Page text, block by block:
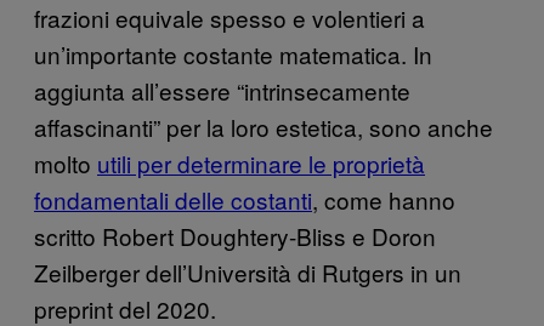
frazioni equivale spesso e volentieri a
un’importante costante matematica. In
aggiunta all’essere “intrinsecamente
affascinanti” per la loro estetica, sono anche
molto utili per determinare le proprietà
fondamentali delle costanti, come hanno
scritto Robert Doughtery-Bliss e Doron
Zeilberger dell’Università di Rutgers in un
preprint del 2020.